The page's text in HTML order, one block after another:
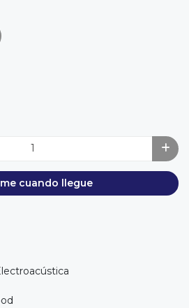
cuando llegue